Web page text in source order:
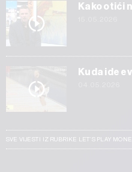
Kako otići
Kuda ide
SVE VIJESTI IZ RUBRIKE LET’S PLAY